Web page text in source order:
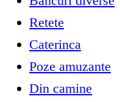
Retete
Caterinca
Poze amuzante
Din camine